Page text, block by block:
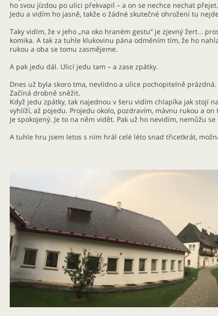
ho svou jízdou po ulici překvapil – a on se nechce nechat přejet.
Jedu a vidím ho jasně, takže o žádné skutečné ohrožení tu
Taky vidím, že v jeho „na oko hraném gestu“ je zjevný žert…
komika. A tak za tuhle klukovinu pána odměním tím, že ho
rukou a oba se tomu zasmějeme.
A pak jedu dál. Ulicí jedu tam – a zase zpátky.
Dnes už byla skoro tma, nevlídno a ulice pochopitelně prázdná.
Začíná drobně sněžit.
Když jedu zpátky, tak najednou v šeru vidím chlapíka jak stojí
vyhlíží, až pojedu. Projedu okolo, pozdravím, mávnu rukou a on
Je spokojený. Je to na něm vidět. Pak už ho nevidím, nemůžu
A tuhle hru jsem letos s ním hrál celé léto snad třicetkrát,